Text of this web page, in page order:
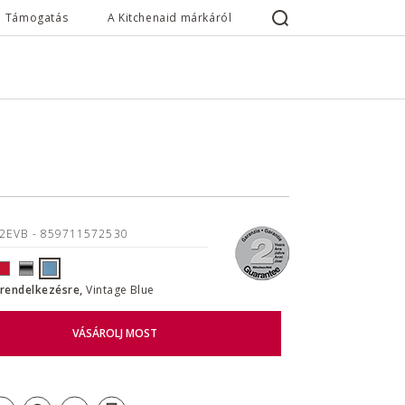
Támogatás A Kitchenaid márkáról
- 859711572530
Vintage Blue
VÁSÁROLJ MOST